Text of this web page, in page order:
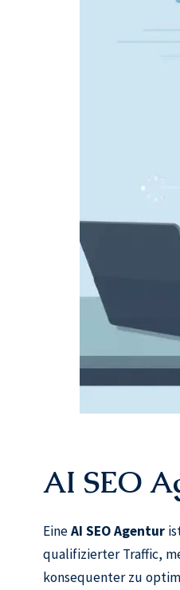
AI SEO
EineAI SEO Agentur
qualifizierter Traffic,
konsequenter zu